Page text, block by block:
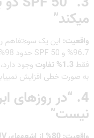
میکند”
واقعیت:
فقط 1.3% تفاوت
به صورت خطی افزایش
4. “در روزهای
نیست”